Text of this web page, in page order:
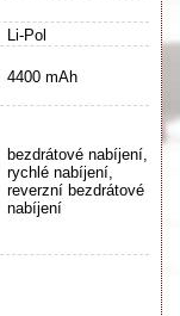
Li-Pol
4400 mAh
bezdrátové nabíjení,
rychlé nabíjení,
reverzní bezdrátové
nabíjení